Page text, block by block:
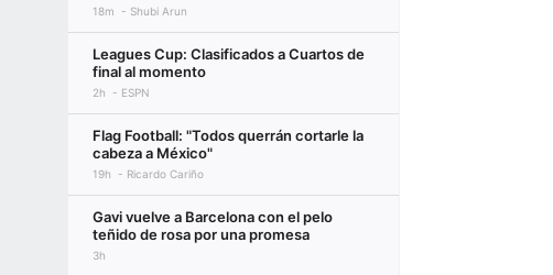
18m Shubi Arun
Leagues Cup: Clasificados a Cuartos de
final al momento
2h ESPN
Flag Football: "Todos querrán cortarle la
cabeza a México"
19h Ricardo Cariño
Gavi vuelve a Barcelona con el pelo
teñido de rosa por una promesa
3h